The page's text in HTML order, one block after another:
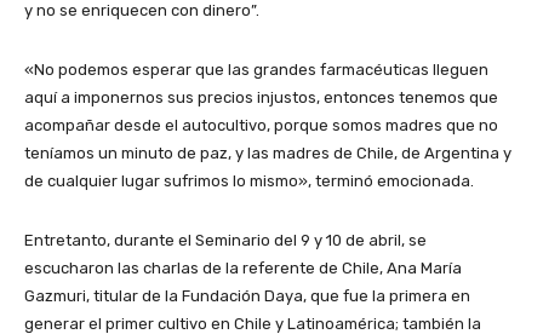
y no se enriquecen con dinero”.
«No podemos esperar que las grandes farmacéuticas lleguen
aquí a imponernos sus precios injustos, entonces tenemos que
acompañar desde el autocultivo, porque somos madres que no
teníamos un minuto de paz, y las madres de Chile, de Argentina y
de cualquier lugar sufrimos lo mismo», terminó emocionada.
Entretanto, durante el Seminario del 9 y 10 de abril, se
escucharon las charlas de la referente de Chile, Ana María
Gazmuri, titular de la Fundación Daya, que fue la primera en
generar el primer cultivo en Chile y Latinoamérica; también la